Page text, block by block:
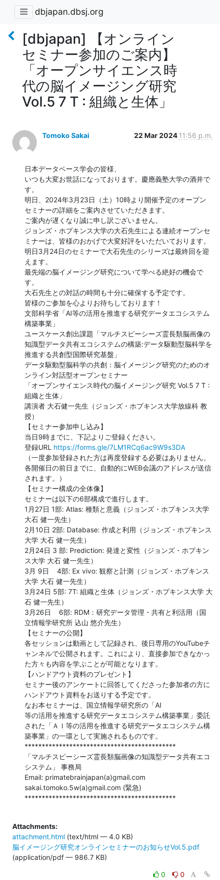
dbjapan.dbsj.org
[dbjapan] 【オンライン
セミナー参加のご案内】
「オープンサイエンス時
代の脳イメージング研究
Vol.5 7 T : 組織と生体」
Tomoko Sakai 22 Mar 2024 11:56 p.m.
日本データベース学会の皆様、
いつも大変お世話になっております。慶應義塾大学の酒井で
す。
明日、2024年3月23日（土）10時より開催予定のオープン
セミナーの詳細をご案内させていただきます。
ご案内が遅くなり誠に申し訳ございません。
ジョンズ・ホプキンス大学の大石先生による連続オープンセ
ミナーは、皆様のおかげで大変好評をいただいております。
明日3月24日のセミナーで大石先生のシリーズは最終回を迎
えます。
最先端の脳イメージング研究について学べる絶好の機会で
す。
大石先生との対話の時間も十分に確保する予定です。
皆様のご参加を心よりお待ちしております！
文部科学省「AI等の活用を推進する研究データエコシステム
構築事業」
ユースケース創出課題「マルチスピーシーズ霊長類脳画像の
知識型データ共有エコシステムの構築:データ駆動型脳科学を
推進する共創型国際研究基盤」
データ駆動型脳科学の共創：脳イメージング研究のためのオ
ンライン対話型オープンセミナー
「オープンサイエンス時代の脳イメージング研究 Vol.5 7 T :
組織と生体」
講演者 大石健一先生（ジョンズ・ホプキンス大学放線科 教
授）
【セミナー参加申し込み】
当日9時までに、下記よりご登録ください。
登録URL https://forms.gle/7LM1RCq6ac9W9s3DA
（一度参加登録された方は再度登録する必要はありません。
各開催日の前日までに、自動的にWEB会議のアドレスが送信
されます。）
【セミナー構成の全体像】
セミナーは以下の6部構成で進行します。
1月27日 1部: Atlas: 種類と意義（ジョンズ・ホプキンス大学
大石 健一先生）
2月10日 2部: Database: 作成と利用（ジョンズ・ホプキンス
大学 大石 健一先生）
2月24日 3 部: Prediction: 発達と変性（ジョンズ・ホプキン
ス大学 大石 健一先生）
3月 9日    4部: Ex vivo: 観察と計測（ジョンズ・ホプキンス
大学 大石 健一先生）
3月24日 5部: 7T: 組織と生体（ジョンズ・ホプキンス大学 大
石 健一先生）
3月26日    6部: RDM：研究データ管理・共有と利活用（国
立情報学研究所 込山 悠介先生）
【セミナーの公開】
各セッションは動画として記録され、後日専用のYouTubeチ
ャンネルで公開されます。これにより、直接参加できなかっ
た方々も内容を学ぶことが可能となります。
【ハンドアウト資料のプレゼント】
セミナー後のアンケートに回答してくださった参加者の方に
ハンドアウト資料をお送りする予定です。
なお本セミナーは、国立情報学研究所の「AI
等の活用を推進する研究データエコシステム構築事業」委託
された「ＡＩ等の活用を推進する研究データエコシステム構
築事業」の一環として実施されるものです。
********************************************
「マルチスピーシーズ霊長類脳画像の知識型データ共有エコ
システム」 事務局
Email: primatebrainjapan(a)gmail.com
sakai.tomoko.5w(a)gmail.com (緊急)
********************************************
Attachments:
attachment.html (text/html — 4.0 KB)
脳イメージング研究オンラインセミナーのお知らせVol.5.pdf
(application/pdf — 986.7 KB)
0 0